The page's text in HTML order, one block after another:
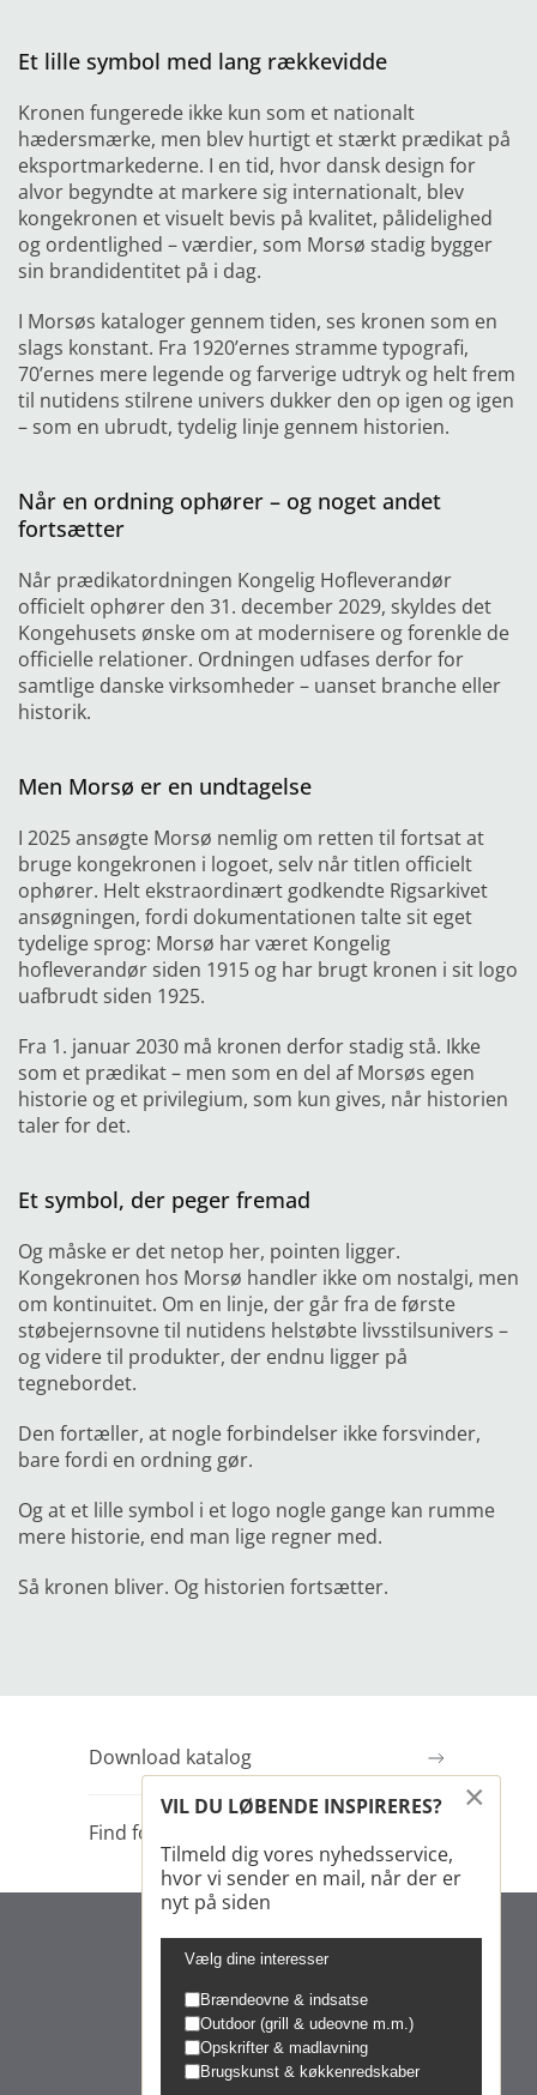
Et lille symbol med lang rækkevidde
Kronen fungerede ikke kun som et nationalt
hædersmærke, men blev hurtigt et stærkt prædikat på
eksportmarkederne. I en tid, hvor dansk design for
alvor begyndte at markere sig internationalt, blev
kongekronen et visuelt bevis på kvalitet, pålidelighed
og ordentlighed – værdier, som Morsø stadig bygger
sin brandidentitet på i dag.
I Morsøs kataloger gennem tiden, ses kronen som en
slags konstant. Fra 1920’ernes stramme typografi,
70’ernes mere legende og farverige udtryk og helt frem
til nutidens stilrene univers dukker den op igen og igen
– som en ubrudt, tydelig linje gennem historien.
Når en ordning ophører – og noget andet
fortsætter
Når prædikatordningen Kongelig Hofleverandør
officielt ophører den 31. december 2029, skyldes det
Kongehusets ønske om at modernisere og forenkle de
officielle relationer. Ordningen udfases derfor for
samtlige danske virksomheder – uanset branche eller
historik.
Men Morsø er en undtagelse
I 2025 ansøgte Morsø nemlig om retten til fortsat at
bruge kongekronen i logoet, selv når titlen officielt
ophører. Helt ekstraordinært godkendte Rigsarkivet
ansøgningen, fordi dokumentationen talte sit eget
tydelige sprog: Morsø har været Kongelig
hofleverandør siden 1915 og har brugt kronen i sit logo
uafbrudt siden 1925.
Fra 1. januar 2030 må kronen derfor stadig stå. Ikke
som et prædikat – men som en del af Morsøs egen
historie og et privilegium, som kun gives, når historien
taler for det.
Et symbol, der peger fremad
Og måske er det netop her, pointen ligger.
Kongekronen hos Morsø handler ikke om nostalgi, men
om kontinuitet. Om en linje, der går fra de første
støbejernsovne til nutidens helstøbte livsstilsunivers –
og videre til produkter, der endnu ligger på
tegnebordet.
Den fortæller, at nogle forbindelser ikke forsvinder,
bare fordi en ordning gør.
Og at et lille symbol i et logo nogle gange kan rumme
mere historie, end man lige regner med.
Så kronen bliver. Og historien fortsætter.
Download katalog
Find forhandler
×
VIL DU LØBENDE INSPIRERES?
Tilmeld dig vores nyhedsservice,
hvor vi sender en mail, når der er
nyt på siden
Vælg dine interesser
Brændeovne & indsatse
Outdoor (grill & udeovne m.m.)
Opskrifter & madlavning
Brugskunst & køkkenredskaber